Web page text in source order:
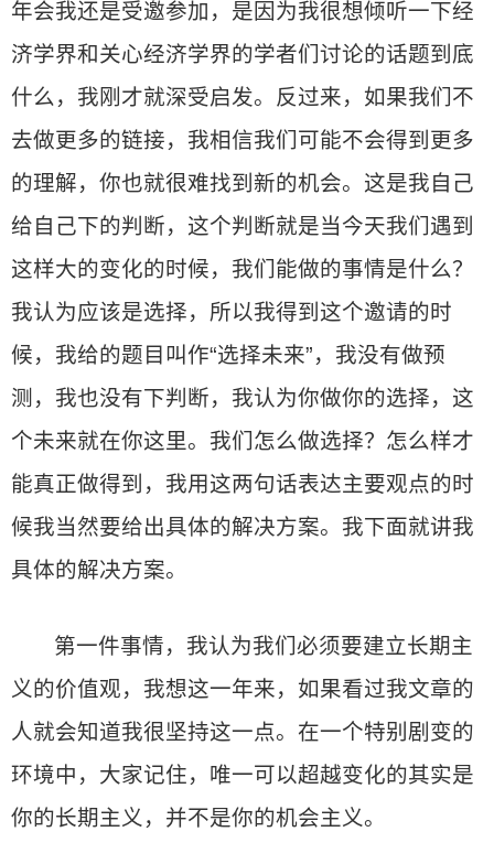
年会我还是受邀参加，是因为我很想倾听一下经
济学界和关心经济学界的学者们讨论的话题到底
什么，我刚才就深受启发。反过来，如果我们不
去做更多的链接，我相信我们可能不会得到更多
的理解，你也就很难找到新的机会。这是我自己
给自己下的判断，这个判断就是当今天我们遇到
这样大的变化的时候，我们能做的事情是什么？
我认为应该是选择，所以我得到这个邀请的时
候，我给的题目叫作“选择未来”，我没有做预
测，我也没有下判断，我认为你做你的选择，这
个未来就在你这里。我们怎么做选择？怎么样才
能真正做得到，我用这两句话表达主要观点的时
候我当然要给出具体的解决方案。我下面就讲我
具体的解决方案。
第一件事情，我认为我们必须要建立长期主
义的价值观，我想这一年来，如果看过我文章的
人就会知道我很坚持这一点。在一个特别剧变的
环境中，大家记住，唯一可以超越变化的其实是
你的长期主义，并不是你的机会主义。